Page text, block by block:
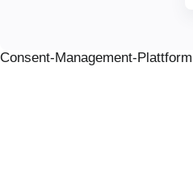
Consent-Management-